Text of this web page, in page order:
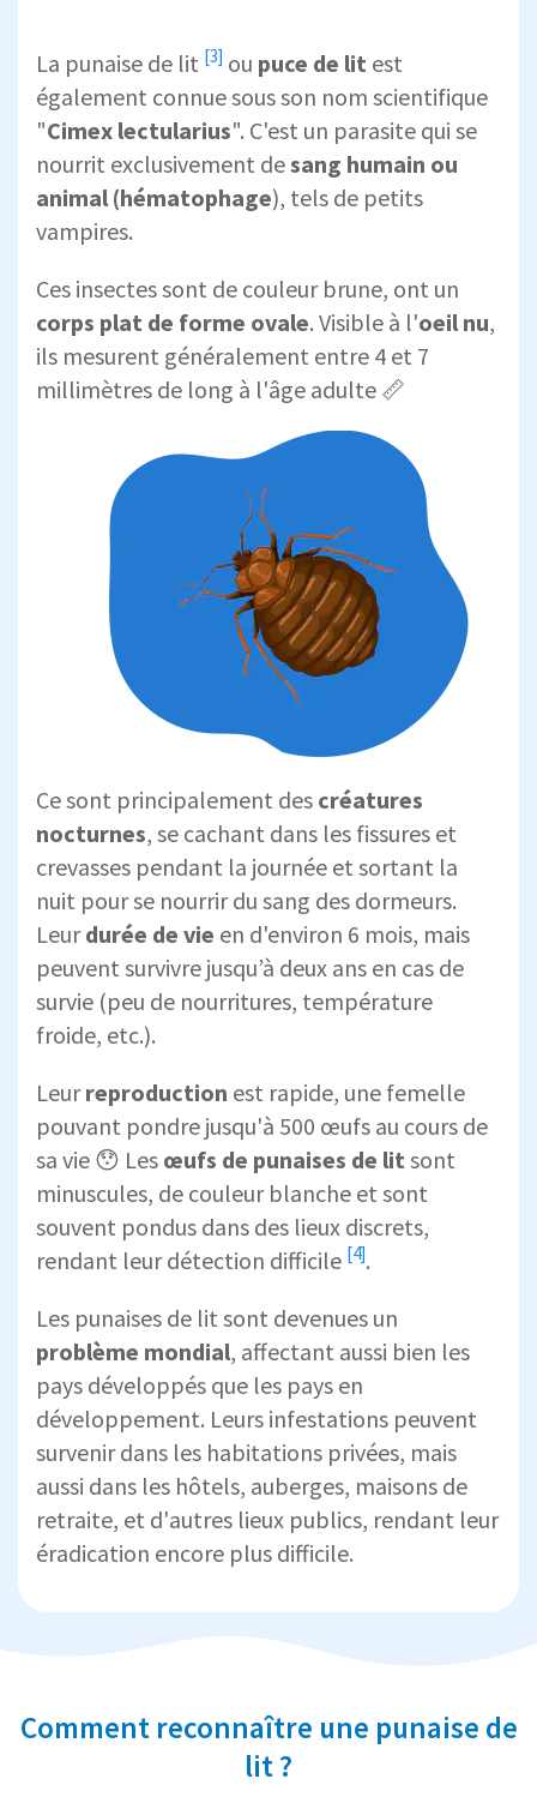
La punaise de lit [3] ou puce de lit est
également connue sous son nom scientifique
"Cimex lectularius". C'est un parasite qui se
nourrit exclusivement desang humain ou
animal (hématophage), tels de petits
vampires.
Ces insectes sont de couleur brune, ont un
corps plat de forme ovale. Visible à l'oeil nu,
ils mesurent généralement entre 4 et 7
millimètres de long à l'âge adulte 📏
Ce sont principalement des créatures
nocturnes, se cachant dans les fissures et
crevasses pendant la journée et sortant la
nuit pour se nourrir du sang des dormeurs.
Leurdurée de vie en d'environ 6 mois, mais
peuvent survivre jusqu’à deux ans en cas de
survie (peu de nourritures, température
froide, etc.).
Leurreproduction est rapide, une femelle
pouvant pondre jusqu'à 500 œufs au cours de
sa vie 😯 Les œufs de punaises de lit sont
minuscules, de couleur blanche et sont
souvent pondus dans des lieux discrets,
rendant leurdétection difficile [4].
Les punaises de lit sont devenues un
problème mondial, affectant aussi bien les
pays développés que les pays en
développement. Leurs infestations peuvent
survenir dans les habitations privées, mais
aussi dans les hôtels, auberges, maisons de
retraite, et d'autres lieux publics, rendant leur
éradication encore plus difficile.
Comment reconnaître une punaise de
lit ?